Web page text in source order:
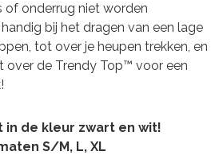
of onderrug niet worden
bij het dragen van een lage
tot over je heupen trekken, en
over de Trendy Top™ voor een
in de kleur zwart en wit!
S/M, L, XL